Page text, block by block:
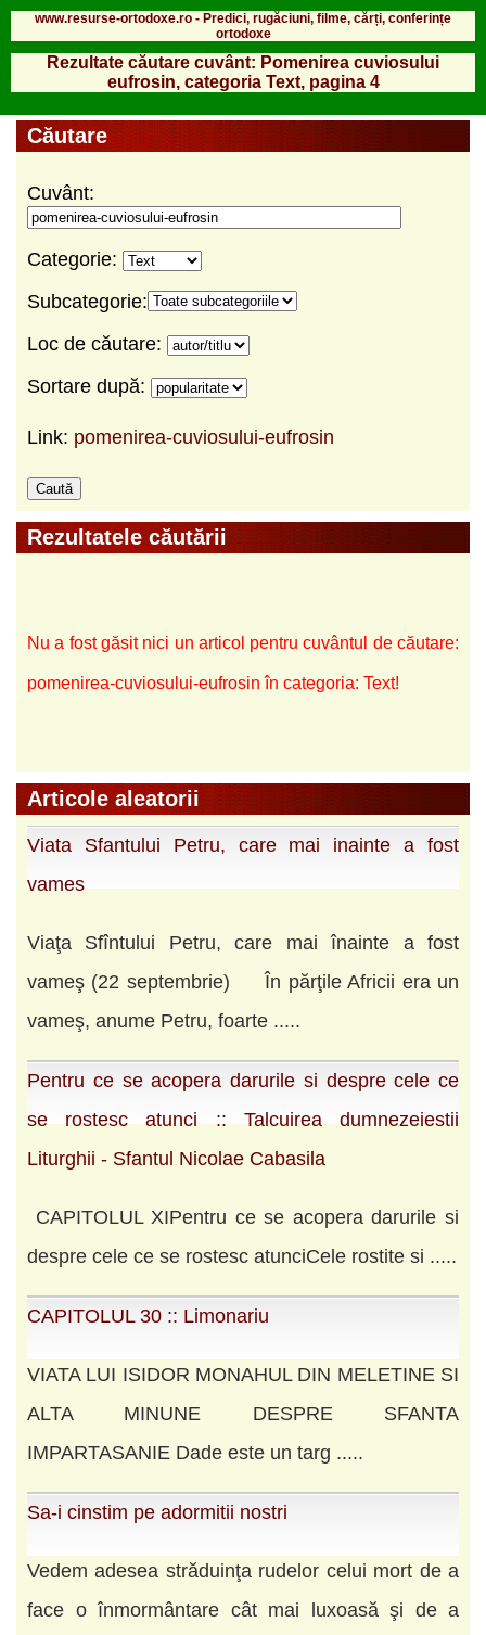
www.resurse-ortodoxe.ro - Predici, rugăciuni, filme, cărți, conferințe
ortodoxe
Rezultate căutare cuvânt: Pomenirea cuviosului
eufrosin, categoria Text, pagina 4
Căutare
Cuvânt:
Categorie:
Subcategorie:
Loc de căutare:
Sortare după:
Link: pomenirea-cuviosului-eufrosin
Rezultatele căutării
Nu a fost găsit nici un articol pentru cuvântul de căutare:
pomenirea-cuviosului-eufrosin în categoria: Text!
Articole aleatorii
Viata Sfantului Petru, care mai inainte a fost
vames
Viaţa Sfîntului Petru, care mai înainte a fost
vameş (22 septembrie) În părţile Africii era un
vameş, anume Petru, foarte .....
Pentru ce se acopera darurile si despre cele ce
se rostesc atunci :: Talcuirea dumnezeiestii
Liturghii - Sfantul Nicolae Cabasila
CAPITOLUL XIPentru ce se acopera darurile si
despre cele ce se rostesc atunciCele rostite si .....
CAPITOLUL 30 :: Limonariu
VIATA LUI ISIDOR MONAHUL DIN MELETINE SI
ALTA MINUNE DESPRE SFANTA
IMPARTASANIE Dade este un targ .....
Sa-i cinstim pe adormitii nostri
Vedem adesea străduinţa rudelor celui mort de a
face o înmormântare cât mai luxoasă şi de a